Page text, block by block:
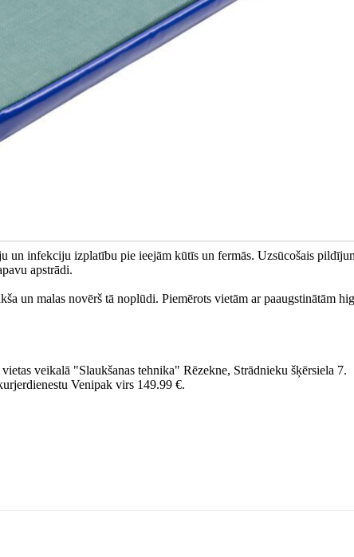
un infekciju izplatību pie ieejām kūtīs un fermās. Uzsūcošais
apstrādi.
un malas novērš tā noplūdi. Piemērots vietām ar paaugstinātām
veikalā "Slaukšanas tehnika" Rēzekne, Strādnieku šķērsiela 7.
Venipak virs 149.99 €.